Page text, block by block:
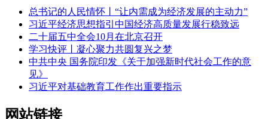
总书记的人民情怀丨“让内需成为经济发展的主动力”
习近平经济思想指引中国经济高质量发展行稳致远
二十届五中全会10月在北京召开
学习快评丨凝心聚力共圆复兴之梦
中共中央 国务院印发《关于加强新时代社会工作的意
见》
习近平对基础教育工作作出重要指示
网站链接